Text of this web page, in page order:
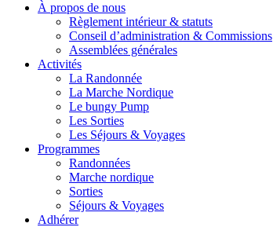
À propos de nous
Règlement intérieur & statuts
Conseil d’administration & Commissions
Assemblées générales
Activités
La Randonnée
La Marche Nordique
Le bungy Pump
Les Sorties
Les Séjours & Voyages
Programmes
Randonnées
Marche nordique
Sorties
Séjours & Voyages
Adhérer